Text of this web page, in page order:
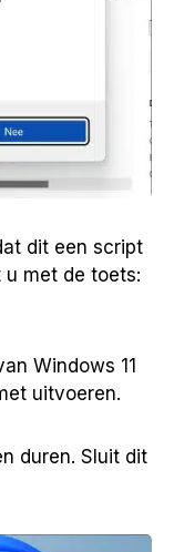
dit een script
met de toets:
Windows 11
uitvoeren.
duren. Sluit dit